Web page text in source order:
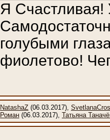
Я Счастливая!
голубыми
фиолетово!
NatashaZ (06.03.2017),
Роман (06.03.2017), Татьяна